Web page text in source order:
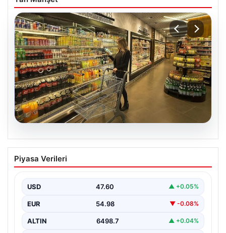
Enflasyon verileri ne zaman
açıklanacak? 2026 TÜİK mart ayı
Piyasa Verileri
USD 47.60 ▲ +0.05%
EUR 54.98 ▼ -0.08%
ALTIN 6498.7 ▲ +0.04%